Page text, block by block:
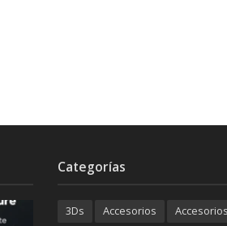
Categorías
3Ds Accesorios
Accesorios